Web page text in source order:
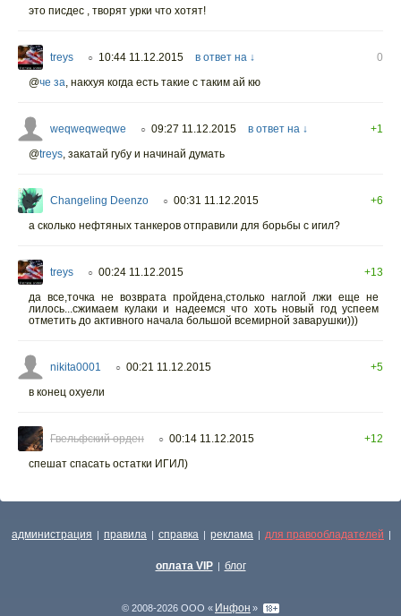
это писдес , творят урки что хотят!
treys ○ 10:44 11.12.2015 в ответ на ↓
0
@че за, накхуя когда есть такие с таким ай кю
weqweqweqwe ○ 09:27 11.12.2015 в ответ на ↓
+1
@treys, закатай губу и начинай думать
Changeling Deenzo ○ 00:31 11.12.2015
+6
а сколько нефтяных танкеров отправили для борьбы с игил?
treys ○ 00:24 11.12.2015
+13
да все,точка не возврата пройдена,столько наглой лжи еще не
лилось...сжимаем кулаки и надеемся что хоть новый год успеем
отметить до активного начала большой всемирной заварушки)))
nikita0001 ○ 00:21 11.12.2015
+5
в конец охуели
Гвельфский орден ○ 00:14 11.12.2015
+12
спешат спасать остатки ИГИЛ)
администрация | правила | справка | реклама | для правообладателей |
оплата VIP | блог
© 2008-2026 ООО « Инфон »